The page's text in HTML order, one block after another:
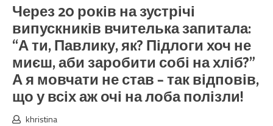
Через 20 років на зустрічі
випускників вчителька запитала:
“А ти, Павлику, як? Підлоги хоч не
миєш, аби заробити собі на хліб?”
А я мовчати не став – так відповів,
що у всіх аж очі на лоба полізли!
khristina